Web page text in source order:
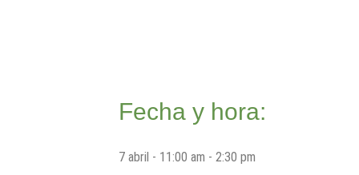
Fecha y hora:
7 abril - 11:00 am - 2:30 pm